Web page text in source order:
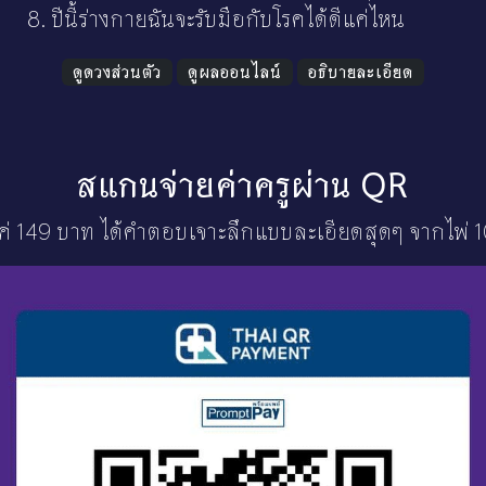
ปีนี้ร่างกายฉันจะรับมือกับโรคได้ดีแค่ไหน
ดูดวงส่วนตัว ดูผลออนไลน์ อธิบายละเอียด
สแกนจ่ายค่าครูผ่าน QR
149 บาท ได้คำตอบเจาะลึกแบบละเอียดสุดๆ จากไพ่